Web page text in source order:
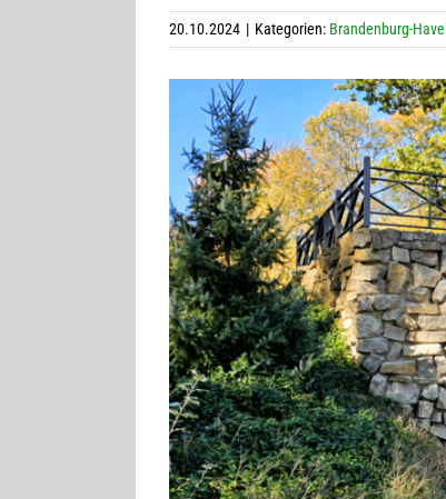
20.10.2024 | Kategorien: Brandenburg-
grösseres
Bild